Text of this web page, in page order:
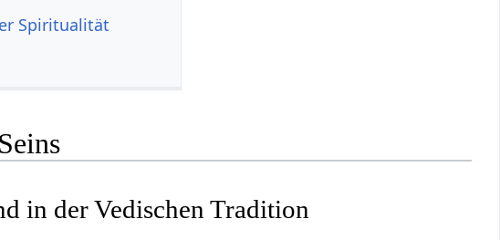
Spiritualität
in der Vedischen Tradition